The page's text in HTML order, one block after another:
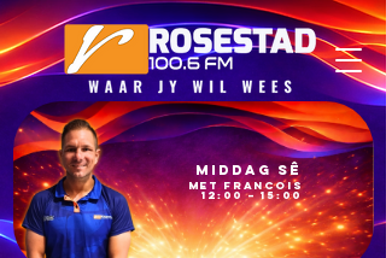
12:00 – 15:00
met Francois
Middag Sê